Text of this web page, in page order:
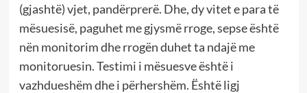
(gjashtë) vjet, pandërprerë. Dhe, dy vitet e para të
mësuesisë, paguhet me gjysmë rroge, sepse është
nën monitorim dhe rrogën duhet ta ndajë me
monitoruesin. Testimi i mësuesve është i
vazhdueshëm dhe i përhershëm. Është ligj